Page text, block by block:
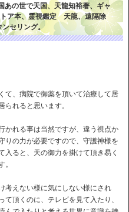
あの世で天国、天龍知裕著、ギャ
トア本、霊視鑑定 天龍、遠隔除
セリング。
て、病院で御薬を頂いて治療して居
れると思います。
かれる事は当然ですが、違う視点か
りの力が必要ですので、守護神様を
入ると、天の御力を掛けて頂き易く
。
考えない様に気にしない様にされ
頂くのに、テレビを見て入たり、